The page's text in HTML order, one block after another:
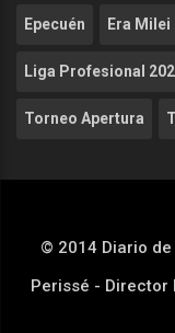
Epecuén Era Milei
Liga Profesional
Torneo Apertura
© 2014 Diario
Perissé - Director